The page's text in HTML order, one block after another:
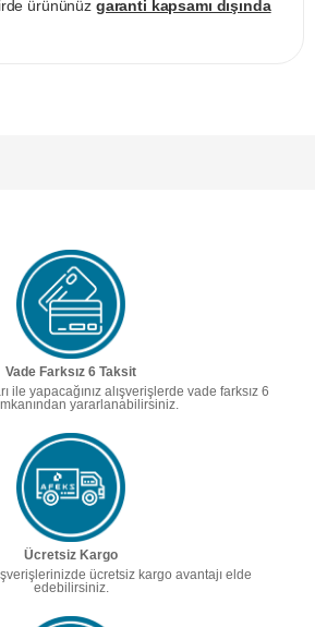
ürününüz garanti kapsamı dışında
Vade Farksız 6 Taksit
ile yapacağınız alışverişlerde vade farksız 6
yararlanabilirsiniz.
Ücretsiz Kargo
ücretsiz kargo avantajı elde
edebilirsiniz.